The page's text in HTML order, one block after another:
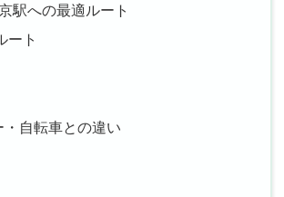
駅への最適ルート
ート
自転車との違い